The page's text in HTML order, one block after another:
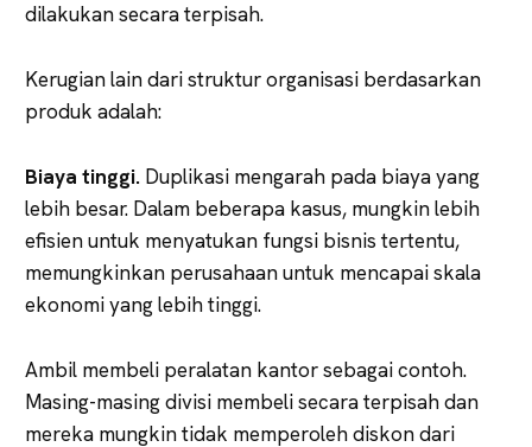
dilakukan secara terpisah.
Kerugian lain dari struktur organisasi berdasarkan
produk adalah:
Biaya tinggi. Duplikasi mengarah pada biaya yang
lebih besar. Dalam beberapa kasus, mungkin lebih
efisien untuk menyatukan fungsi bisnis tertentu,
memungkinkan perusahaan untuk mencapai skala
ekonomi yang lebih tinggi.
Ambil membeli peralatan kantor sebagai contoh.
Masing-masing divisi membeli secara terpisah dan
mereka mungkin tidak memperoleh diskon dari